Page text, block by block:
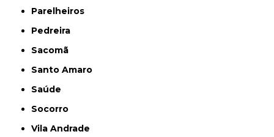
Parelheiros
Pedreira
Sacomã
Santo Amaro
Saúde
Socorro
Vila Andrade